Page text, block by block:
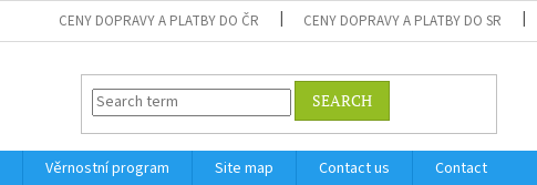
CENY DOPRAVY A PLATBY DO ČR CENY DOPRAVY A PLATBY DO SR
SEARCH
Věrnostní program Site map Contact us
Contact